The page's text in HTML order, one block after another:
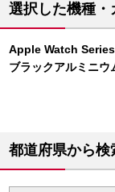
選択した機種・
Apple Watch
ブラックアルミニウ
都道府県から検